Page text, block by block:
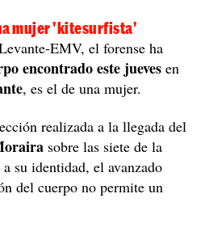
mujer 'kitesurfista'
EMV, el forense ha
encontrado este jueves en
, es el de una mujer.
realizada a la llegada del
sobre las siete de la
su identidad, el avanzado
del cuerpo no permite un